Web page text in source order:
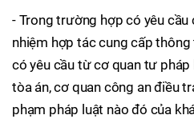
- Trong trường hợp có yêu
nhiệm hợp tác cung cấp thông
có yêu cầu từ cơ quan tư
tòa án, cơ quan công an điều
phạm pháp luật nào đó của